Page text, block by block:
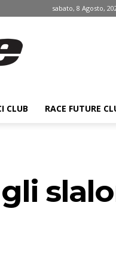
sabato, 8 Agosto,
CLUB RACE FUTURE